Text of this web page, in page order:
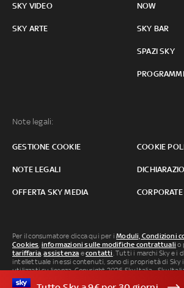
SKY VIDEO
SKY ARTE
NOW
SKY BAR
SPAZI SKY
PROGRAMMI
Note legali:
GESTIONE COOKIE COOKIE
NOTE LEGALI
OFFERTA SKY MEDIA CORPORATE
Per il consumatore clicca qui per iModuli, Condizioni
Cookies informazioni sulle modifiche contrattuali o
tariffaria ,assistenza econtatti . Tutti i marchi Sky e
intellettuale in essi contenuti, sono di proprietà di Sky
utilizzati su licenza. Copyright 2026 Sky Italia - Sky
20138 Milano P.IVA 04619241005. SkyTG24: ISSN 3035-